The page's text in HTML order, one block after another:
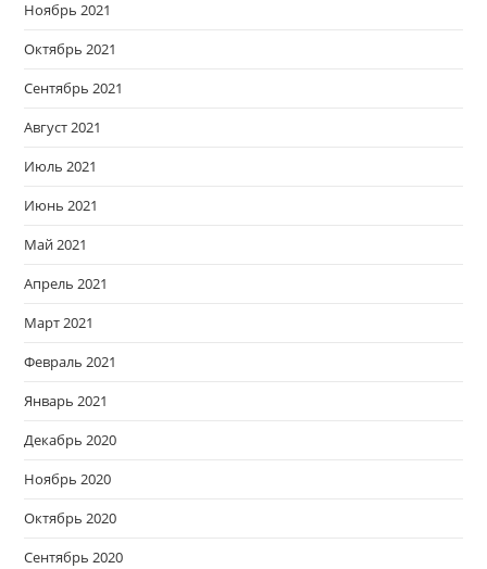
Ноябрь 2021
Октябрь 2021
Сентябрь 2021
Август 2021
Июль 2021
Июнь 2021
Май 2021
Апрель 2021
Март 2021
Февраль 2021
Январь 2021
Декабрь 2020
Ноябрь 2020
Октябрь 2020
Сентябрь 2020